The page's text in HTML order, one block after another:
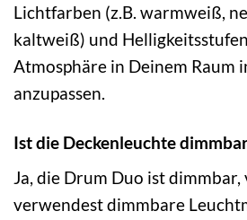
Lichtfarben (z.B. warmweiß,
kaltweiß) und
Atmosphäre in Deinem Raum
anzupassen.
Ist die Deckenleuchte
Ja, die Drum Duo ist
verwendest dimmbare